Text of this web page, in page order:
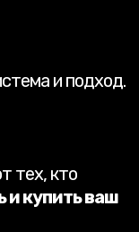
и подход.
тех, кто
и купить ваш